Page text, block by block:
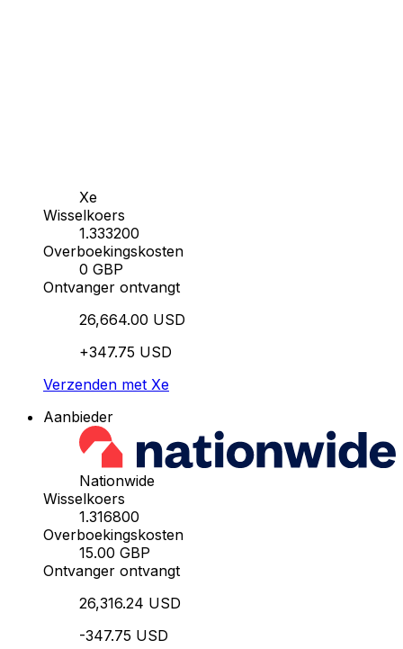
Xe
Wisselkoers
1.333200
Overboekingskosten
0 GBP
Ontvanger ontvangt
26,664.00 USD
+347.75 USD
Verzenden met Xe
Aanbieder
Nationwide
Wisselkoers
1.316800
Overboekingskosten
15.00 GBP
Ontvanger ontvangt
26,316.24 USD
-347.75 USD